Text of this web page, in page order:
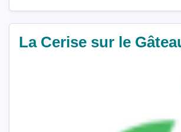
La Cerise sur le